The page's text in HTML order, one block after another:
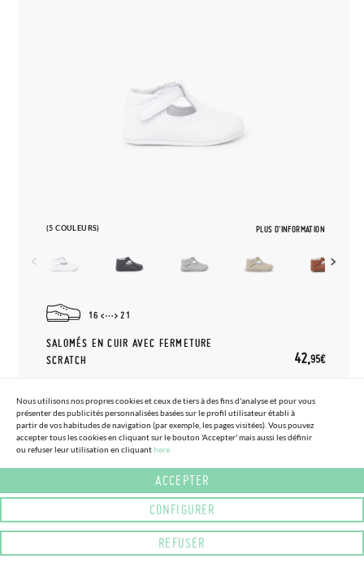
(5 COULEURS) PLUS D'INFORMATION
16 21
SALOMÉS EN CUIR AVEC FERMETURE
SCRATCH
42,95€
SPRAY DÉSODORANT POUR
UNIQUE)
SERRE-TÊTE LARGE EN TOILE
Nous utilisons nos propres cookies et ceux de tiers à des fins d'analyse et pour vous
présenter des publicités personnalisées basées sur le profil utilisateur établi à
partir de vos habitudes de navigation (par exemple, les pages visitées). Vous pouvez
accepter tous les cookies en cliquant sur le bouton 'Accepter' mais aussi les définir
ou refuser leur utilisation en cliquanthere.
ACCEPTER
CONFIGURER
REFUSER